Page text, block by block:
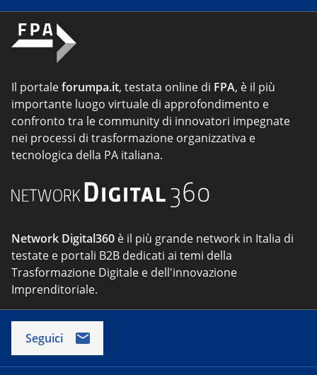
Il portaleforumpa.it, testata online di FPA, è il più
importante luogo virtuale di approfondimento e
confronto tra le community di innovatori impegnate
nei processi di trasformazione organizzativa e
tecnologica della PA italiana.
Network Digital360 è il più grande network in Italia di
testate e portali B2B dedicati ai temi della
Trasformazione Digitale e dell'innovazione
Imprenditoriale.
Seguici